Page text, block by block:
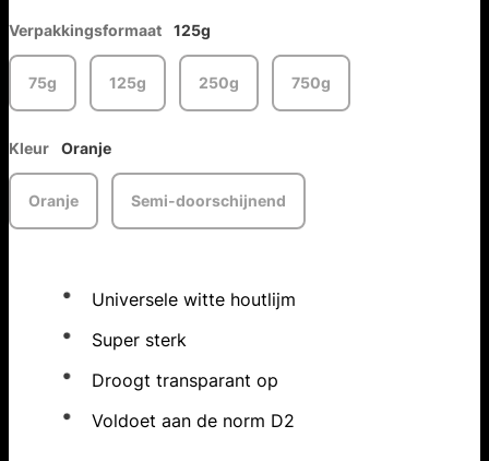
Verpakkingsformaat 125g
75g 125g 250g 750g
Kleur Oranje
Oranje Semi-doorschijnend
Universele witte houtlijm
Super sterk
Droogt transparant op
Voldoet aan de norm D2